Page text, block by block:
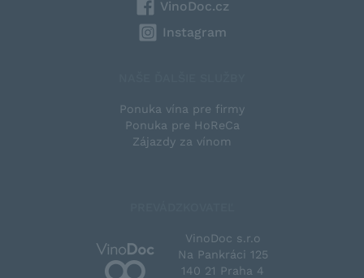
VinoDoc.cz
Instagram
Ponuka vína pre firmy
Ponuka pre HoReCa
Zájazdy za vínom
VinoDoc s.r.o
Na Pankráci 125
140 21 Praha 4